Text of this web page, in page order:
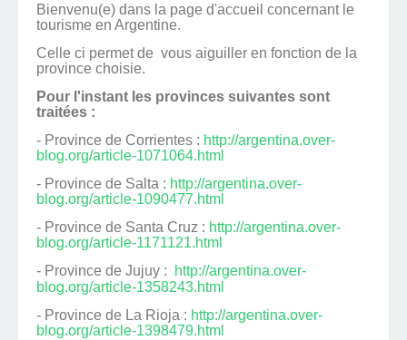
Bienvenu(e) dans la page d'accueil concernant le
tourisme en Argentine.
Celle ci permet de vous aiguiller en fonction de la
province choisie.
Pour l'instant les provinces suivantes sont
traitées :
- Province de Corrientes : http://argentina.over-
blog.org/article-1071064.html
- Province de Salta : http://argentina.over-
blog.org/article-1090477.html
- Province de Santa Cruz : http://argentina.over-
blog.org/article-1171121.html
- Province de Jujuy :
http://argentina.over-
blog.org/article-1358243.html
- Province de La Rioja : http://argentina.over-
blog.org/article-1398479.html